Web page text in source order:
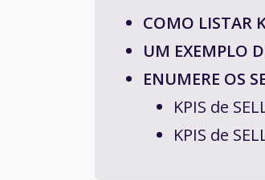
COMO LISTAR
UM EXEMPLO
ENUMERE OS
KPIS de
KPIS de